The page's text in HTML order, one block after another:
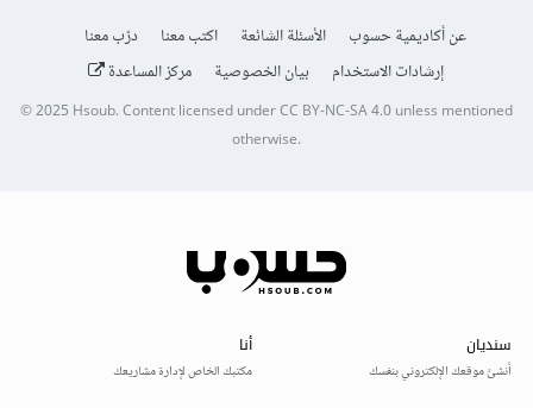
عن أكاديمية حسوب الأسئلة الشائعة اكتب معنا
درّب معنا
إرشادات الاستخدام
بيان الخصوصية مركز المساعدة
© 2025Hsoub.Content licensed underCC BY-NC-SA 4.0unless mentioned
otherwise.